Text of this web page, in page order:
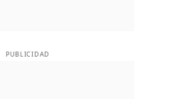
PUBLICIDAD